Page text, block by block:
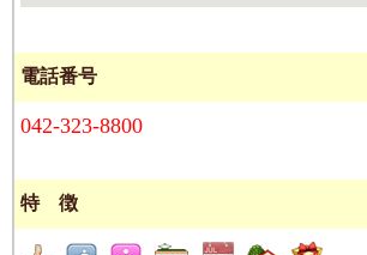
電話番号
042-323-8800
特 徴